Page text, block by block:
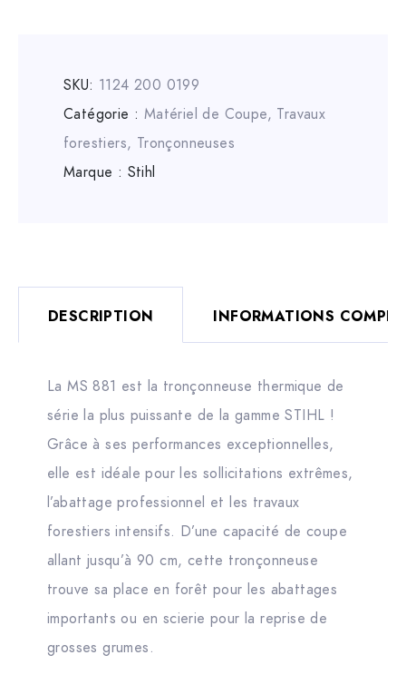
SKU: 1124 200 0199
Catégorie : Matériel de Coupe, Travaux
forestiers, Tronçonneuses
Marque : Stihl
DESCRIPTION INFORMATIONS
La MS 881 est la tronçonneuse thermique de
série la plus puissante de la gamme STIHL !
Grâce à ses performances exceptionnelles,
elle est idéale pour les sollicitations extrêmes,
l’abattage professionnel et les travaux
forestiers intensifs. D’une capacité de coupe
allant jusqu’à 90 cm, cette tronçonneuse
trouve sa place en forêt pour les abattages
importants ou en scierie pour la reprise de
grosses grumes.